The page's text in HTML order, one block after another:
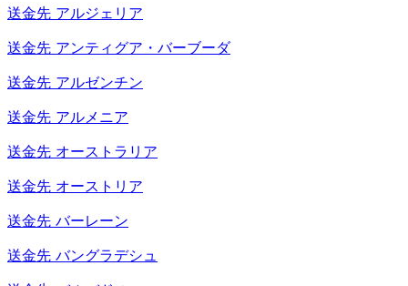
送金先 アルジェリア
送金先 アンティグア・バーブーダ
送金先 アルゼンチン
送金先 アルメニア
送金先 オーストラリア
送金先 オーストリア
送金先 バーレーン
送金先 バングラデシュ